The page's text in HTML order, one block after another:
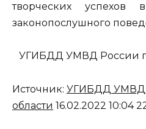
творческих успехов
законопослушного
УГИБДД УМВД России
Источник: УГИБДД УМВД
области 16.02.2022 10:04